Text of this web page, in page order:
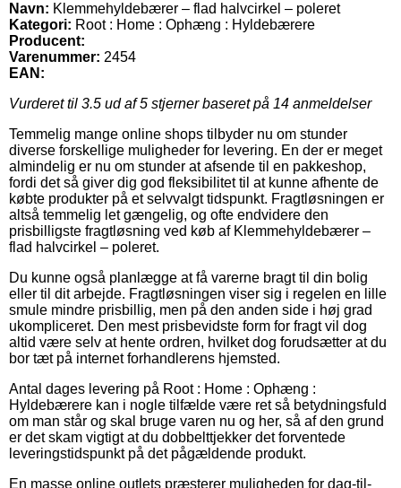
Navn: Klemmehyldebærer – flad halvcirkel – poleret
Kategori: Root : Home : Ophæng : Hyldebærere
Producent:
Varenummer: 2454
EAN:
Vurderet til 3.5 ud af 5 stjerner baseret på 14 anmeldelser
Temmelig mange online shops tilbyder nu om stunder
diverse forskellige muligheder for levering. En der er meget
almindelig er nu om stunder at afsende til en pakkeshop,
fordi det så giver dig god fleksibilitet til at kunne afhente de
købte produkter på et selvvalgt tidspunkt. Fragtløsningen er
altså temmelig let gængelig, og ofte endvidere den
prisbilligste fragtløsning ved køb af Klemmehyldebærer –
flad halvcirkel – poleret.
Du kunne også planlægge at få varerne bragt til din bolig
eller til dit arbejde. Fragtløsningen viser sig i regelen en lille
smule mindre prisbillig, men på den anden side i høj grad
ukompliceret. Den mest prisbevidste form for fragt vil dog
altid være selv at hente ordren, hvilket dog forudsætter at du
bor tæt på internet forhandlerens hjemsted.
Antal dages levering på Root : Home : Ophæng :
Hyldebærere kan i nogle tilfælde være ret så betydningsfuld
om man står og skal bruge varen nu og her, så af den grund
er det skam vigtigt at du dobbelttjekker det forventede
leveringstidspunkt på det pågældende produkt.
En masse online outlets præsterer muligheden for dag-til-